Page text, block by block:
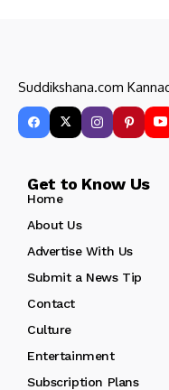
Suddikshana.com
Get to Know Us
Home
About Us
Advertise With Us
Submit a News Tip
Contact
Culture
Entertainment
Subscription Plans